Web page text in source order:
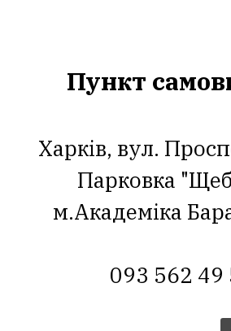
Пункт
Харків, вул.
Парковка
м.Академіка
093 562 49